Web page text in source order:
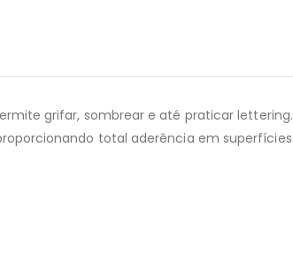
grifar, sombrear e até praticar
total aderência em superfícies